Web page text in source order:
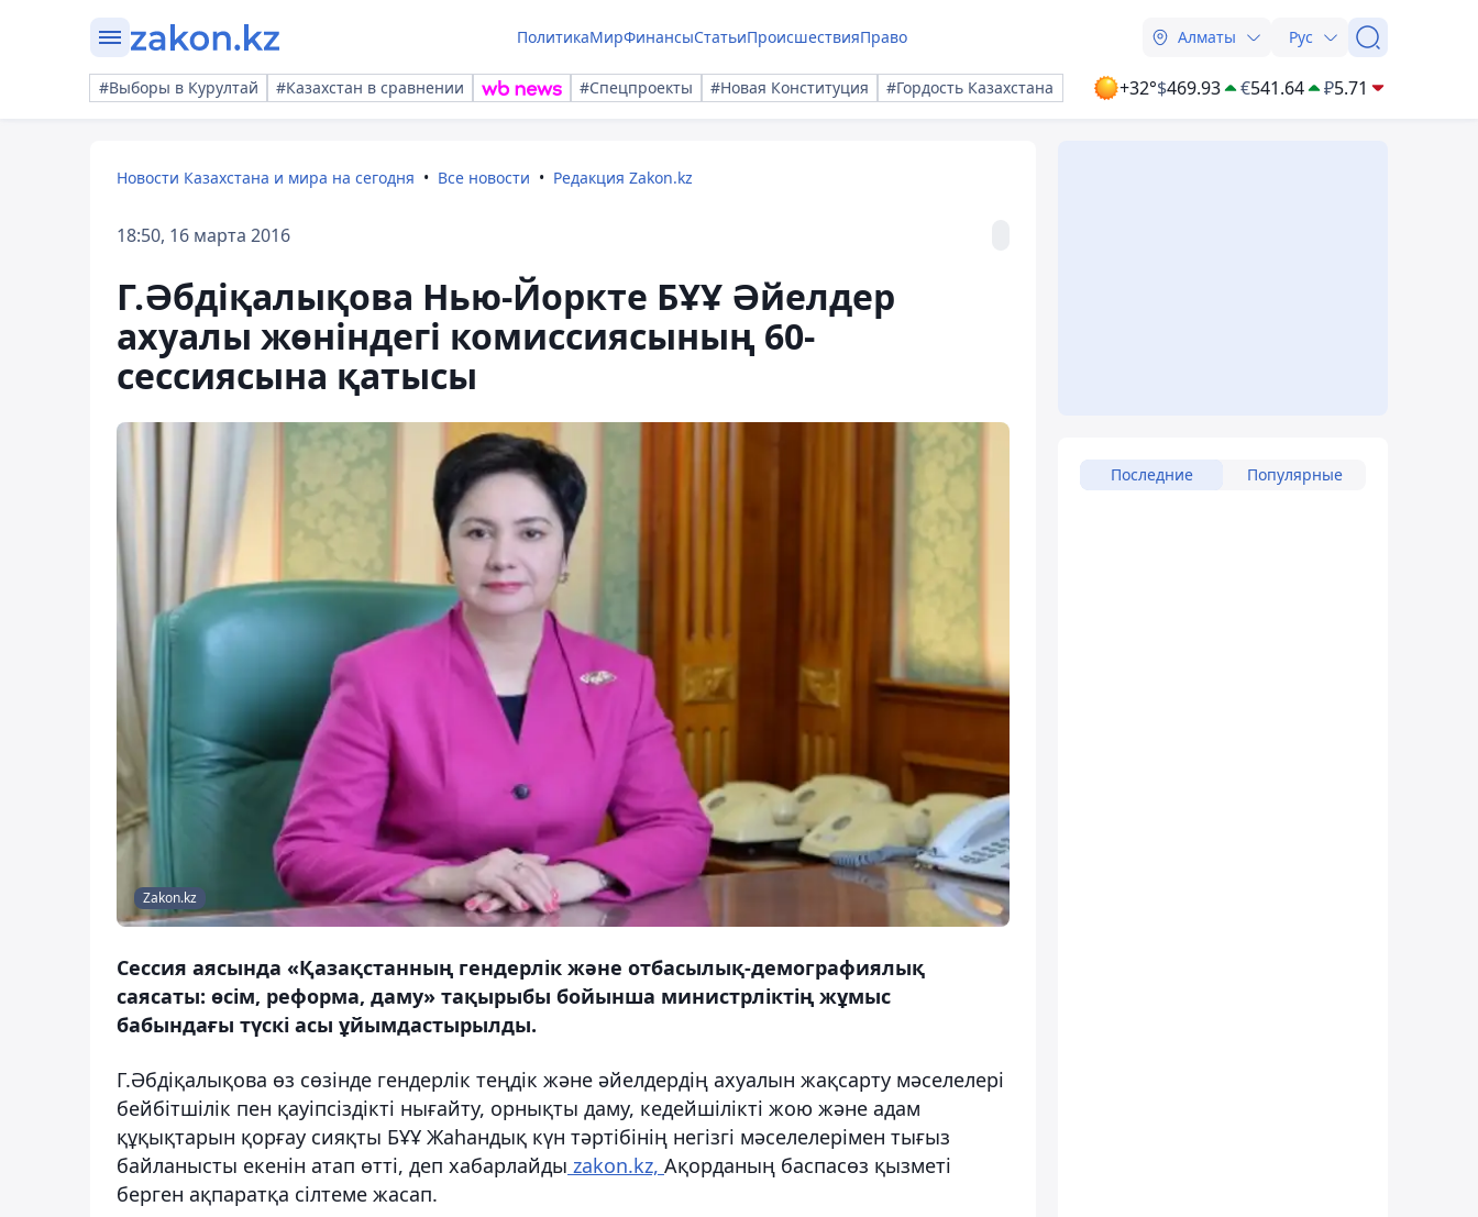
ПолитикаМирФинансыСтатьиПроисшествияПраво Алматы Рус
#Выборы в Курултай #Казахстан в сравнении #Спецпроекты #Новая Конституция #Гордость Казахстана +32°$469.93 €541.64 ₽5.71
Новости Казахстана и мира на сегодня Все новости Редакция Zakon.kz
18:50, 16 марта 2016
Г.Әбдіқалықова Нью-Йоркте БҰҰ Әйелдер
ахуалы жөніндегі комиссиясының 60-
сессиясына қатысы
Zakon.kz
Сессия аясында «Қазақстанның гендерлік және отбасылық-демографиялық
саясаты: өсім, реформа, даму» тақырыбы бойынша министрліктің жұмыс
бабындағы түскі асы ұйымдастырылды.
Г.Әбдіқалықова өз сөзінде гендерлік теңдік және әйелдердің ахуалын жақсарту мәселелері
бейбітшілік пен қауіпсіздікті нығайту, орнықты даму, кедейшілікті жою және адам
құқықтарын қорғау сияқты БҰҰ Жаһандық күн тәртібінің негізгі мәселелерімен тығыз
байланысты екенін атап өтті, деп хабарлайды zakon.kz, Ақорданың баспасөз қызметі
берген ақпаратқа сілтеме жасап.
Последние Популярные